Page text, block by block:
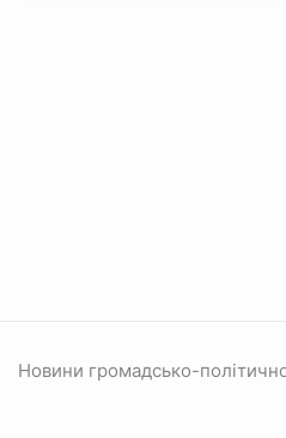
Новини громадсько-